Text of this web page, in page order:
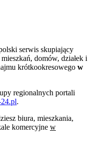
serwis skupiający
domów, działek i
krótkookresowego w
regionalnych portali
.
biura, mieszkania,
komercyjne w